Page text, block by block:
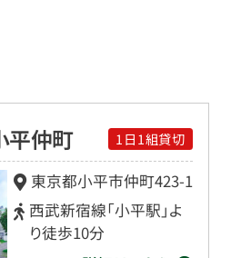
平仲町 1日1組貸切
東京都小平市仲町423-1
西武新宿線「小平駅」よ
り徒歩10分